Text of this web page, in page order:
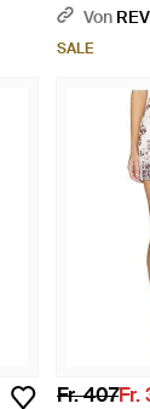
Taillenbund
Von
SALE
Fr. 407Fr.